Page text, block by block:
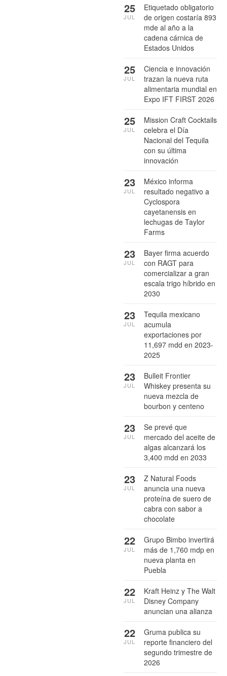
Etiquetado obligatorio
de origen costaría 893
mde al año a la
cadena cárnica de
Estados Unidos
25
JUL
Ciencia e innovación
trazan la nueva ruta
alimentaria mundial en
Expo IFT FIRST 2026
25
JUL
Mission Craft Cocktails
celebra el Día
Nacional del Tequila
con su última
innovación
25
JUL
México informa
resultado negativo a
Cyclospora
cayetanensis en
lechugas de Taylor
Farms
23
JUL
Bayer firma acuerdo
con RAGT para
comercializar a gran
escala trigo híbrido en
2030
23
JUL
Tequila mexicano
acumula
exportaciones por
11,697 mdd en 2023-
2025
23
JUL
Bulleit Frontier
Whiskey presenta su
nueva mezcla de
bourbon y centeno
23
JUL
Se prevé que
mercado del aceite de
algas alcanzará los
3,400 mdd en 2033
23
JUL
Z Natural Foods
anuncia una nueva
proteína de suero de
cabra con sabor a
chocolate
23
JUL
Grupo Bimbo invertirá
más de 1,760 mdp en
nueva planta en
Puebla
22
JUL
Kraft Heinz y The Walt
Disney Company
anuncian una alianza
22
JUL
Gruma publica su
reporte financiero del
segundo trimestre de
2026
22
JUL